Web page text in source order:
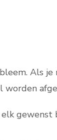
Als
gewenst